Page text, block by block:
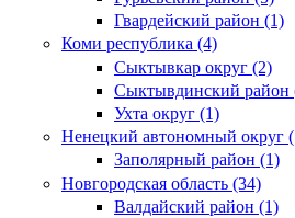
Гвардейский район (1)
Коми республика (4)
Сыктывкар округ (2)
Сыктывдинский район
Ухта округ (1)
Ненецкий автономный округ
Заполярный район (1)
Новгородская область (34)
Валдайский район (1)